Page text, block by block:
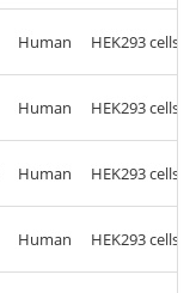
Human HEK293 cells
Human HEK293 cells
Human HEK293 cells
Human HEK293 cells